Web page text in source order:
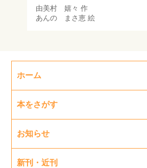
由美村 嬉々 作
あんの まさ恵絵
ホーム
本をさがす
お知らせ
新刊・近刊